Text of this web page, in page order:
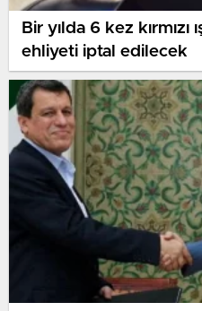
Bir yılda 6 kez kırmızı
ehliyeti iptal edilecek